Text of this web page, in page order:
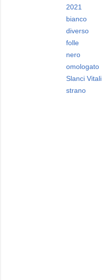
2021
bianco
diverso
folle
nero
omologato
Slanci Vitali
strano